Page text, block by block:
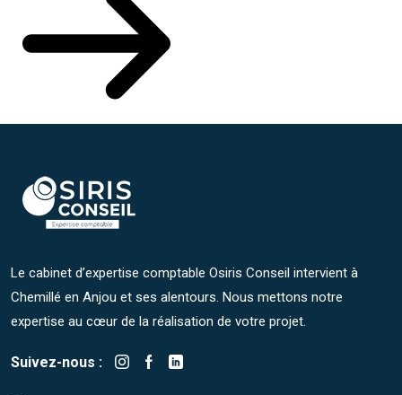
Le cabinet d’expertise comptable Osiris Conseil intervient à
Chemillé en Anjou et ses alentours. Nous mettons notre
expertise au cœur de la réalisation de votre projet.
Suivez-nous :